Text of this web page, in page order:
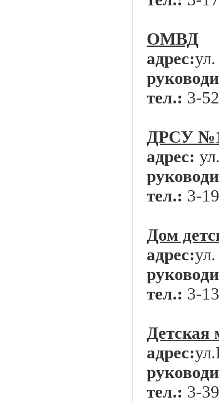
ОМВД
адрес:
тел.: 3-
ДРСУ
адрес:
тел.: 3-
Дом
адрес:
тел.: 3-
Детская
адрес:
тел.: 3-